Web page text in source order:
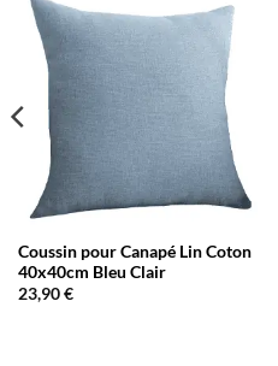
Coussin pour Canapé Lin Coton
40x40cm Bleu Clair
23,90€